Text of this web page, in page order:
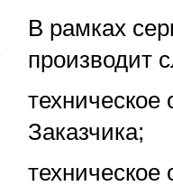
В рамках
производит
техническое
Заказчика;